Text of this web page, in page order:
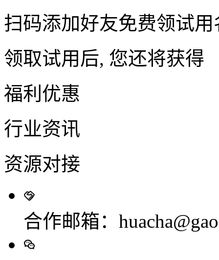
扫码添加好友免费领试用
领取试用后, 您还将获得
福利优惠
行业资讯
资源对接
合作邮箱：